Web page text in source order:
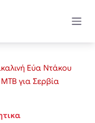
Εύα Ντάκου
για Σερβία